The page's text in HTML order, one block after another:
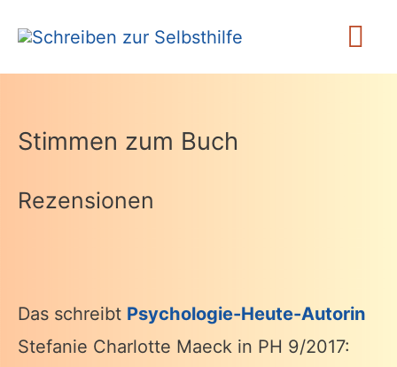
Inhalt
springen
Stimmen zum Buch
Rezensionen
Das schreibt Psychologie-Heute-Autorin
Stefanie Charlotte Maeck in PH 9/2017: